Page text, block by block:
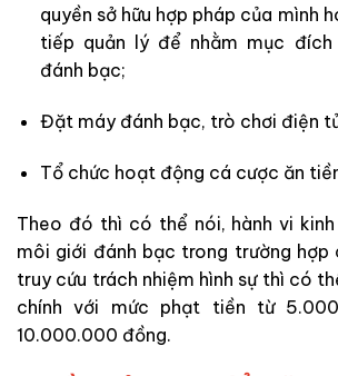
quyền sở hữu hợp pháp của mình
tiếp quản lý để nhằm mục
đánh bạc;
Đặt máy đánh bạc, trò chơi điện
Tổ chức hoạt động cá cược ăn
Theo đó thì có thể nói, hành vi
môi giới đánh bạc trong trường hợp
truy cứu trách nhiệm hình sự thì có
chính với mức phạt tiền từ
10.000.000 đồng.